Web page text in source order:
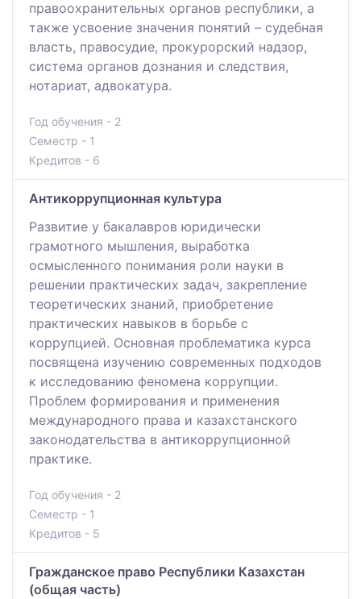
правоохранительных органов республики, а
также усвоение значения понятий – судебная
власть, правосудие, прокурорский надзор,
система органов дознания и следствия,
нотариат, адвокатура.
Год обучения - 2
Семестр - 1
Кредитов - 6
Антикоррупционная культура
Развитие у бакалавров юридически
грамотного мышления, выработка
осмысленного понимания роли науки в
решении практических задач, закрепление
теоретических знаний, приобретение
практических навыков в борьбе с
коррупцией. Основная проблематика курса
посвящена изучению современных подходов
к исследованию феномена коррупции.
Проблем формирования и применения
международного права и казахстанского
законодательства в антикоррупционной
практике.
Год обучения - 2
Семестр - 1
Кредитов - 5
Гражданское право Республики Казахстан
(общая часть)